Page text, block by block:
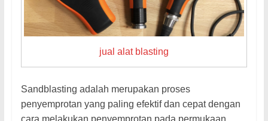
jual alat blasting
Sandblasting adalah merupakan proses
penyemprotan yang paling efektif dan cepat dengan
cara melakukan penyemprotan pada permukaan